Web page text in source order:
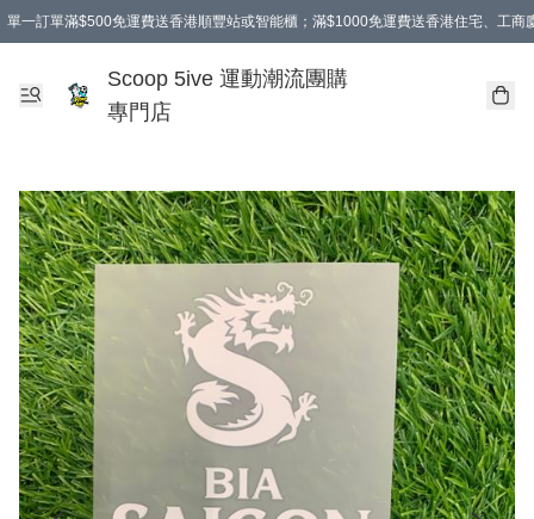
單一訂單滿$500免運費送香港順豐站或智能櫃；滿$1000免運費送香港住宅、工商
Scoop 5ive 運動潮流團購
專門店